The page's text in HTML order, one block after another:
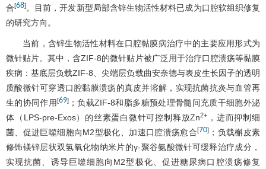
合[68]。目前，开发新型局部含锌生物活性材料已成为口腔软组织修复
的研究方向。
当前，含锌生物活性材料在口腔黏膜病治疗中的主要应用形式为
微针贴片。其中，含ZIF-8的微针贴片被广泛用于治疗口腔溃疡等黏膜
疾病：基底层负载ZIF-8、尖端层负载曲安奈德与表皮生长因子的透明
质酸微针可穿透口腔黏膜溃疡的真皮并溶解，实现抗菌抗炎与血管再
生的协同作用[69] ；负载ZIF-8和脂多糖预处理骨髓间充质干细胞外泌
体（LPS-pre-Exos）的丝素蛋白微针可控制释放Zn2+ ，进而抑制细
菌、促进巨噬细胞向M2型极化、加速口腔溃疡愈合[70] ；负载槲皮素
修饰镁锌层状双氢氧化物纳米片的γ-聚谷氨酸微针可缓释治疗成分，
实现抗菌、诱导巨噬细胞向M2型极化、促进糖尿病口腔溃疡修复